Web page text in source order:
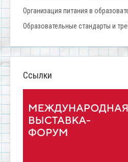
Организация питания в
Образовательные стандарты и
Ссылки